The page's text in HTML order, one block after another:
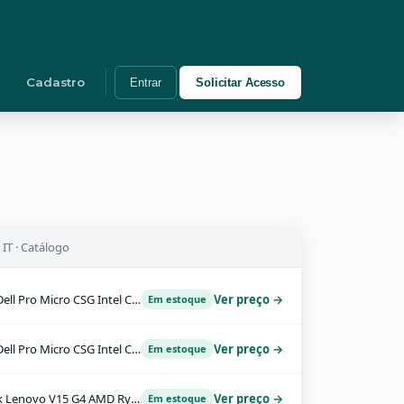
Cadastro Entrar Solicitar Acesso
· Catálogo
Desktop Dell Pro Micro CSG Intel Core i5-14500T 16GB 512GB SSD Windows 11 Pro - 210-BQTT-DTDPM03 Em estoque Ver preço →
Desktop Dell Pro Micro CSG Intel Core i5-14500T 8GB 512GB SSD Windows 11 Pro - 210-BQTT-DTDPM02 Em estoque Ver preço →
Notebook Lenovo V15 G4 AMD Ryzen 3-7320U 15.6" 8GB 256GB SSD FreeDos Em estoque Ver preço →